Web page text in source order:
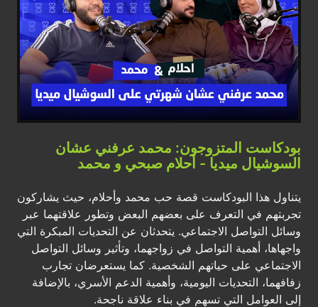
بودكاست المتزوجون: محمد عرفني عشان
السوشيال ميديا - أحلام صبحي و محمد
يتناول هذا البودكاست قصة حب محمد وأحلام، حيث يشاركون
تجربتهم في التعرف على بعضهم البعض وتطور علاقتهما عبر
وسائل التواصل الاجتماعي. يتحدثان عن التحديات المبكرة التي
واجهاها، أهمية التواصل في زواجهما، وتأثير وسائل التواصل
الاجتماعي على حياتهم الشخصية. كما يستعرضان تجارب
زفافهما، التحديات اليومية، وأهمية الدعم الأسري، بالإضافة
إلى العوامل التي تسهم في بناء علاقة ناجحة.